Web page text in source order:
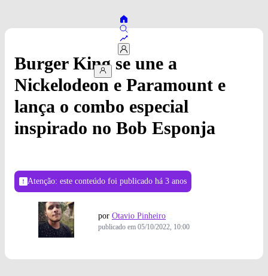
Burger King se une a
Nickelodeon e Paramount e
lança o combo especial
inspirado no Bob Esponja
Atenção: este conteúdo foi publicado há 3 anos
por Otavio Pinheiro
publicado em 05/10/2022, 10:00